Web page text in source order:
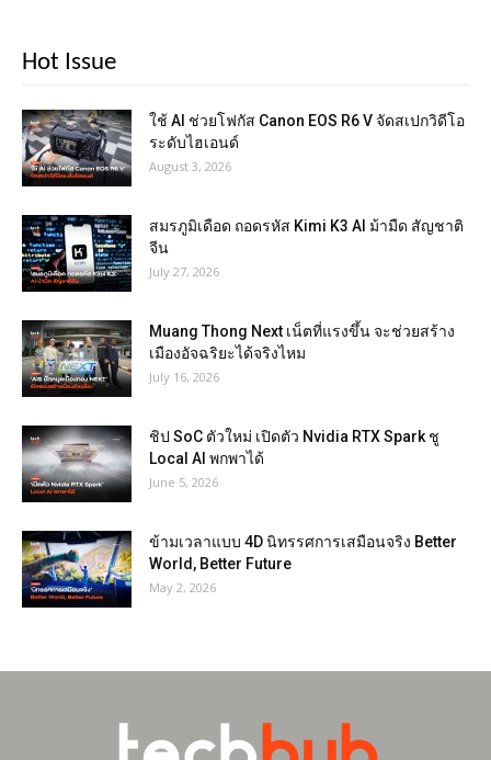
Hot Issue
ใช้ AI ช่วยโฟกัส Canon EOS R6 V จัดสเปกวิดีโอ
ระดับไฮเอนด์
August 3, 2026
สมรภูมิเดือด ถอดรหัส Kimi K3 AI ม้ามืด สัญชาติ
จีน
July 27, 2026
Muang Thong Next เน็ตที่แรงขึ้น จะช่วยสร้าง
เมืองอัจฉริยะได้จริงไหม
July 16, 2026
ชิป SoC ตัวใหม่ เปิดตัว Nvidia RTX Spark ชู
Local AI พกพาได้
June 5, 2026
ข้ามเวลาแบบ 4D นิทรรศการเสมือนจริง Better
World, Better Future
May 2, 2026